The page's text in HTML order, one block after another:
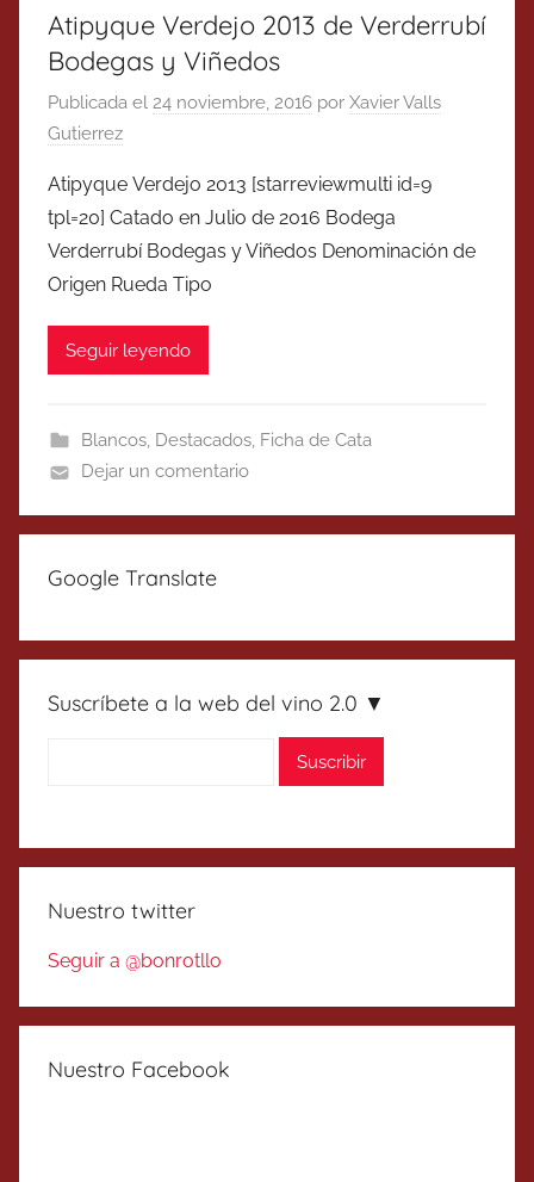
Atipyque Verdejo 2013 de Verderrubí
Bodegas y Viñedos
Publicada el 24 noviembre, 2016 por Xavier Valls
Gutierrez
Atipyque Verdejo 2013 [starreviewmulti id=9
tpl=20] Catado en Julio de 2016 Bodega
Verderrubí Bodegas y Viñedos Denominación de
Origen Rueda Tipo
Seguir leyendo
Blancos, Destacados, Ficha de Cata
Dejar un comentario
Google Translate
Suscríbete a la web del vino 2.0 ▼
Nuestro twitter
Seguir a @bonrotllo
Nuestro Facebook